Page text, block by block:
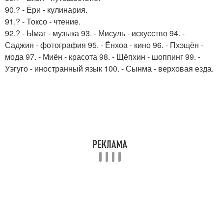
90.? - Ёри - кулинария.
91.? - Токсо - чтение.
92.? - Ымаг - музыка 93. - Мисуль - искусство 94. -
Саджин - фотография 95. - Ёнхоа - кино 96. - Пхэщён -
мода 97. - Миён - красота 98. - Щёпхин - шоппинг 99. -
Уэгуго - иностранный язык 100. - Сынма - верховая езда.